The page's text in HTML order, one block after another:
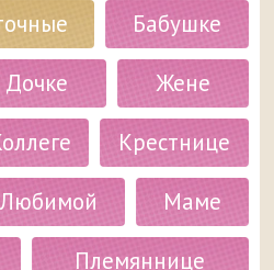
Бабушке
Дочке
Жене
Крестнице
Любимой
Маме
Племяннице